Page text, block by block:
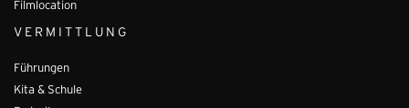
Filmlocation
VERMITTLUNG
Führungen
Kita & Schule